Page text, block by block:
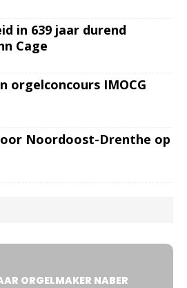
in 639 jaar durend
Cage
orgelconcours IMOCG
Noordoost-Drenthe op
ORGELMAKER NABER